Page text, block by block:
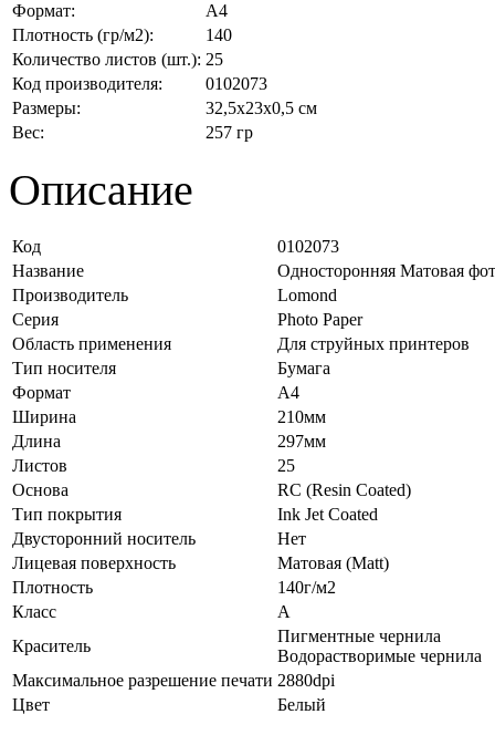
Формат:
А4
Плотность (гр/м2):
140
Количество листов (шт.): 25
Код производителя:
0102073
Размеры:
32,5x23x0,5 см
Вес:
257 гр
Описание
Код
0102073
Название
Односторонняя Матовая
Производитель
Lomond
Серия
Photo Paper
Область применения
Для струйных принтеров
Тип носителя
Бумага
Формат
A4
Ширина
210мм
Длина
297мм
Листов
25
Основа
RC (Resin Coated)
Тип покрытия
Ink Jet Coated
Двусторонний носитель
Нет
Лицевая поверхность
Матовая (Matt)
Плотность
140г/м2
Класс
A
Краситель
Пигментные чернила
Водорастворимые чернила
Максимальное разрешение печати 2880dpi
Цвет
Белый